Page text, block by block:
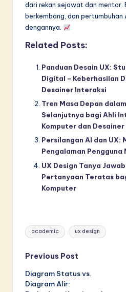
dari rekan sejawat dan mentor.
berkembang, dan pertumbuhan
dengannya.
Related Posts:
Panduan Desain UX:
Digital – Keberhasilan
Desainer Interaksi
Tren Masa Depan
Selanjutnya bagi Ahli
Komputer dan
Persilangan AI dan UX:
Pengalaman Pengguna
UX Design Tanya
Pertanyaan Teratas
Komputer
Tags:
academic ux design
Post
navigation
Previous Post
Diagram Status vs.
Diagram Alir: